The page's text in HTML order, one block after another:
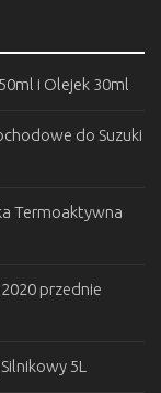
i Olejek 30ml
do Suzuki
Termoaktywna
przednie
5L